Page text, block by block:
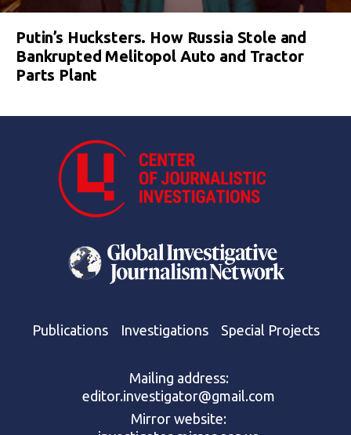
Putin’s Hucksters. How Russia Stole and
Bankrupted Melitopol Auto and Tractor
Parts Plant
Publications Investigations Special Projects
Mailing address:
editor.investigator@gmail.com
Mirror website: